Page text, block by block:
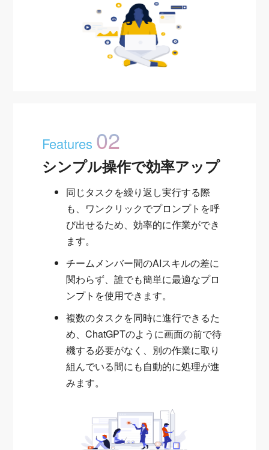
Features 02
シンプル操作で効率アップ
同じタスクを繰り返し実行する際
も、ワンクリックでプロンプトを呼
び出せるため、効率的に作業ができ
ます。
チームメンバー間のAIスキルの差に
関わらず、誰でも簡単に最適なプロ
ンプトを使用できます。
複数のタスクを同時に進行できるた
め、ChatGPTのように画面の前で待
機する必要がなく、別の作業に取り
組んでいる間にも自動的に処理が進
みます。